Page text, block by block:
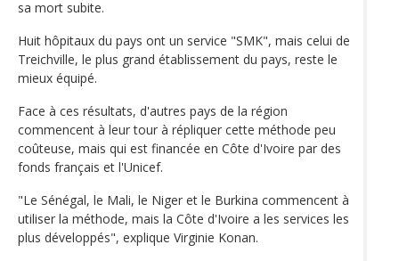
sa mort subite.
Huit hôpitaux du pays ont un service "SMK", mais celui de
Treichville, le plus grand établissement du pays, reste le
mieux équipé.
Face à ces résultats, d'autres pays de la région
commencent à leur tour à répliquer cette méthode peu
coûteuse, mais qui est financée en Côte d'Ivoire par des
fonds français et l'Unicef.
"Le Sénégal, le Mali, le Niger et le Burkina commencent à
utiliser la méthode, mais la Côte d'Ivoire a les services les
plus développés", explique Virginie Konan.